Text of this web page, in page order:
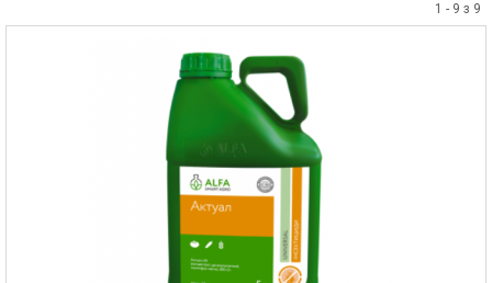
1 - 9 з 9